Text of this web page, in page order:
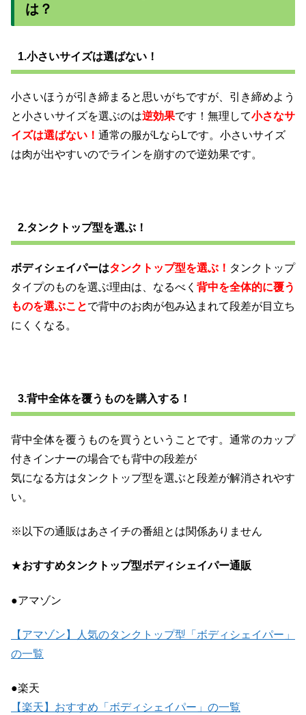
は？
1.小さいサイズは選ばない！
小さいほうが引き締まると思いがちですが、引き締めよう
と小さいサイズを選ぶのは逆効果です！無理して小さなサ
イズは選ばない！ 通常の服がLならLです。小さいサイズ
は肉が出やすいのでラインを崩すので逆効果です。
2.タンクトップ型を選ぶ！
ボディシェイパーはタンクトップ型を選ぶ！ タンクトップ
タイプのものを選ぶ理由は、なるべく 背中を全体的に覆う
ものを選ぶことで背中のお肉が包み込まれて段差が目立ち
にくくなる。
3.背中全体を覆うものを購入する！
背中全体を覆うものを買うということです。通常のカップ
付きインナーの場合でも背中の段差が
気になる方はタンクトップ型を選ぶと段差が解消されやす
い。
※以下の通販はあさイチの番組とは関係ありません
★おすすめタンクトップ型ボディシェイパー通販
●アマゾン
【アマゾン】人気のタンクトップ型「ボディシェイパー」
の一覧
●楽天
【楽天】おすすめ「ボディシェイパー」の一覧